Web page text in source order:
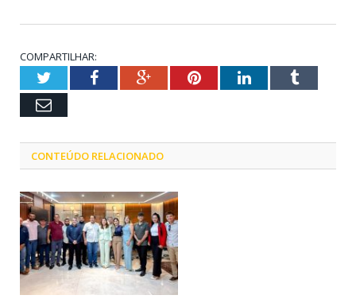
COMPARTILHAR:
TwitterFacebookGoogle+PinterestLinkedInTumblr
Email
CONTEÚDO RELACIONADO